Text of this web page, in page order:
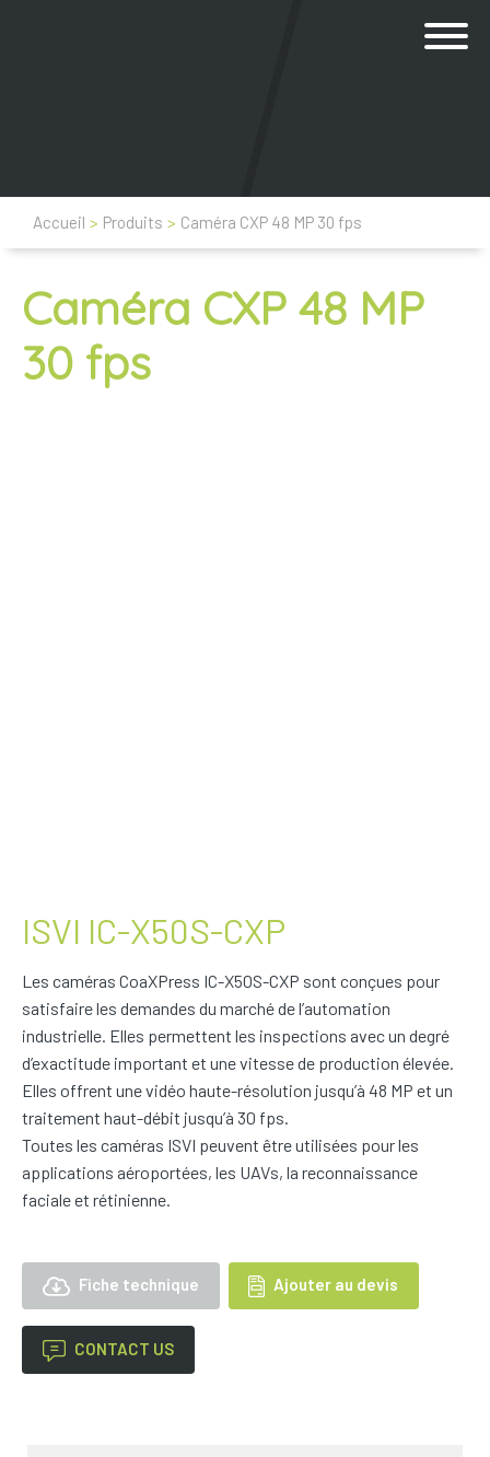
Accueil > Produits > Caméra CXP 48 MP 30 fps
Caméra CXP 48 MP
30 fps
ISVI IC-X50S-CXP
Les caméras CoaXPress IC-X50S-CXP sont conçues pour
satisfaire les demandes du marché de l’automation
industrielle. Elles permettent les inspections avec un degré
d’exactitude important et une vitesse de production élevée.
Elles offrent une vidéo haute-résolution jusqu’à 48 MP et un
traitement haut-débit jusqu’à 30 fps.
Toutes les caméras ISVI peuvent être utilisées pour les
applications aéroportées, les UAVs, la reconnaissance
faciale et rétinienne.
Fiche technique Ajouter au devis
CONTACT US